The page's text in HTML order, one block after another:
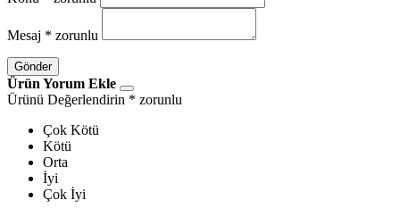
Mesaj * zorunlu
Gönder
Ürün Yorum Ekle
Ürünü Değerlendirin * zorunlu
Çok Kötü
Kötü
Orta
İyi
Çok İyi